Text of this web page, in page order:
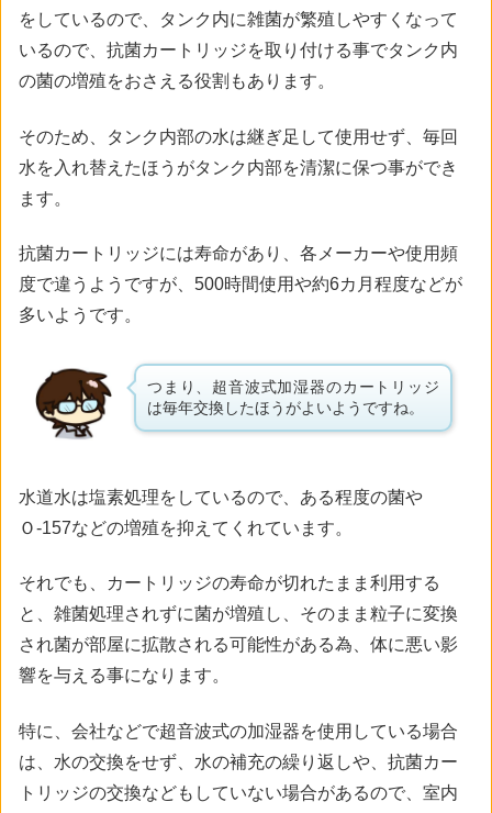
をしているので、タンク内に雑菌が繁殖しやすくなって
いるので、抗菌カートリッジを取り付ける事でタンク内
の菌の増殖をおさえる役割もあります。
そのため、タンク内部の水は継ぎ足して使用せず、毎回
水を入れ替えたほうがタンク内部を清潔に保つ事ができ
ます。
抗菌カートリッジには寿命があり、各メーカーや使用頻
度で違うようですが、500時間使用や約6カ月程度などが
多いようです。
つまり、超音波式加湿器のカートリッジ
は毎年交換したほうがよいようですね。
水道水は塩素処理をしているので、ある程度の菌や
Ｏ-157などの増殖を抑えてくれています。
それでも、カートリッジの寿命が切れたまま利用する
と、雑菌処理されずに菌が増殖し、そのまま粒子に変換
され菌が部屋に拡散される可能性がある為、体に悪い影
響を与える事になります。
特に、会社などで超音波式の加湿器を使用している場合
は、水の交換をせず、水の補充の繰り返しや、抗菌カー
トリッジの交換などもしていない場合があるので、室内